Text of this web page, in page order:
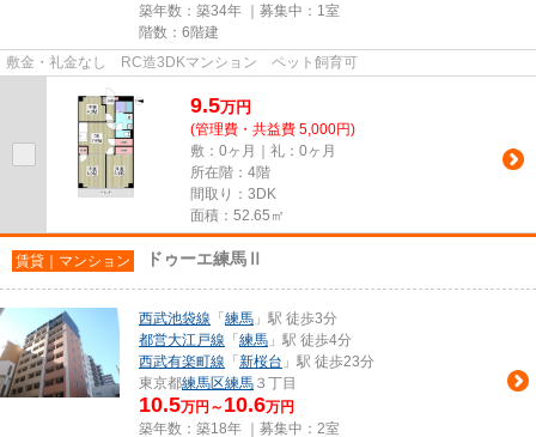
築年数：築34年 ｜募集中： 1室
階数：6階建
敷金・礼金なし RC造3DKマンション ペット飼育可
9.5万円
(管理費・共益費 5,000円)
敷：0ヶ月｜礼：0ヶ月
所在階：4階
間取り：3DK
面積：52.65㎡
賃貸｜マンション ドゥーエ練馬Ⅱ
西武池袋線 「 練馬 」駅 徒歩3分
都営大江戸線 「 練馬 」駅 徒歩4分
西武有楽町線 「 新桜台 」駅 徒歩23分
東京都練馬区練馬 ３丁目
10.5万円～ 10.6万円
築年数：築18年 ｜募集中： 2室